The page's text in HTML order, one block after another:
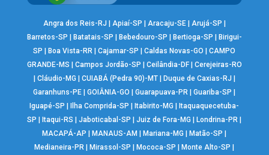
Angra dos Reis-RJ Apiaí-SP Aracaju-SE| Arujá-SP
Barretos-SP
Batatais-SP Bebedouro-SP Bertioga-SP
Birigui-
SP
Boa Vista-RR |Cajamar-SP |Caldas Novas-GO |CAMPO
GRANDE-MS
Campos Jordão-SP Ceilândia-DF| Cerejeiras-RO
Cláudio-MG CUIABÁ (Pedra 90)-MT| Duque de Caxias-RJ
Garanhuns-PE |GOIÂNIA-GO |Guarapuava-PR |Guariba-SP
Iguapé-SP
Ilha Comprida-SP Itabirito-MG
Itaquaquecetuba-
SP
Itaqui-RS |Jaboticabal-SP |Juiz de Fora-MG Londrina-PR
MACAPÁ-AP
MANAUS-AM Mariana-MG Matão-SP
Medianeira-PR
Mirassol-SP Mococa-SP Monte Alto-SP